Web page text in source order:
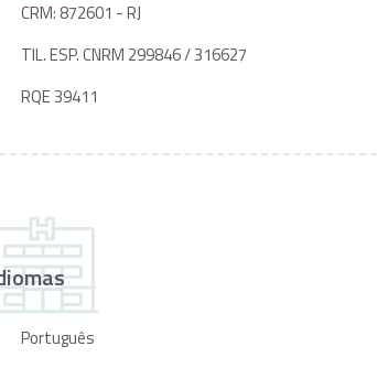
CRM: 872601 - RJ
TIL. ESP. CNRM 299846 / 316627
RQE 39411
Português